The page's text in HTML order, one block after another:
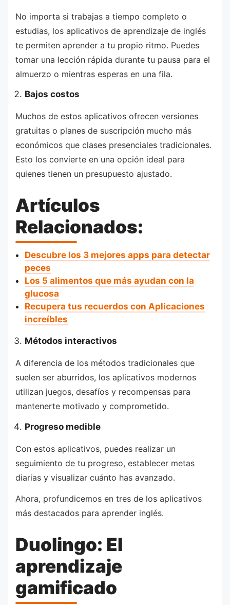
No importa si trabajas a tiempo completo o
estudias, los aplicativos de aprendizaje de inglés
te permiten aprender a tu propio ritmo. Puedes
tomar una lección rápida durante tu pausa para el
almuerzo o mientras esperas en una fila.
Bajos costos
Muchos de estos aplicativos ofrecen versiones
gratuitas o planes de suscripción mucho más
económicos que clases presenciales tradicionales.
Esto los convierte en una opción ideal para
quienes tienen un presupuesto ajustado.
Artículos
Relacionados:
Descubre los 3 mejores apps para detectar
peces
Los 5 alimentos que más ayudan con la
glucosa
Recupera tus recuerdos con Aplicaciones
increíbles
Métodos interactivos
A diferencia de los métodos tradicionales que
suelen ser aburridos, los aplicativos modernos
utilizan juegos, desafíos y recompensas para
mantenerte motivado y comprometido.
Progreso medible
Con estos aplicativos, puedes realizar un
seguimiento de tu progreso, establecer metas
diarias y visualizar cuánto has avanzado.
Ahora, profundicemos en tres de los aplicativos
más destacados para aprender inglés.
Duolingo: El
aprendizaje
gamificado